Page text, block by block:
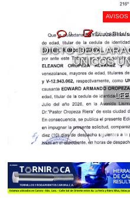
0 Diario El
DICTO
ÚNICOS